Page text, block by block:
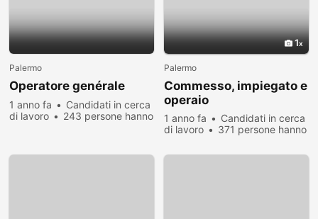
Palermo
Operatore genérale
1 anno fa
Candidati in cerca
di lavoro
243 persone hanno
1
Palermo
Commesso, impiegato e
operaio
1 anno fa
Candidati in cerca
di lavoro
371 persone hanno